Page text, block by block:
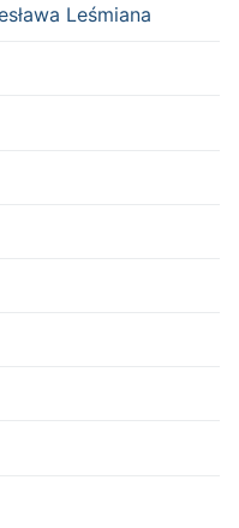
Leśmiana